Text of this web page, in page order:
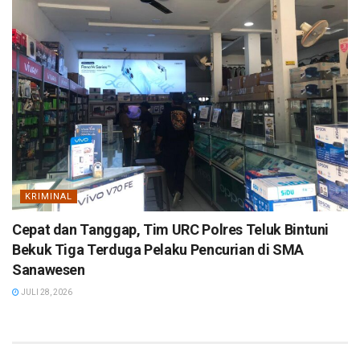
KRIMINAL
Cepat dan Tanggap, Tim URC Polres Teluk Bintuni
Bekuk Tiga Terduga Pelaku Pencurian di SMA
Sanawesen
JULI 28, 2026